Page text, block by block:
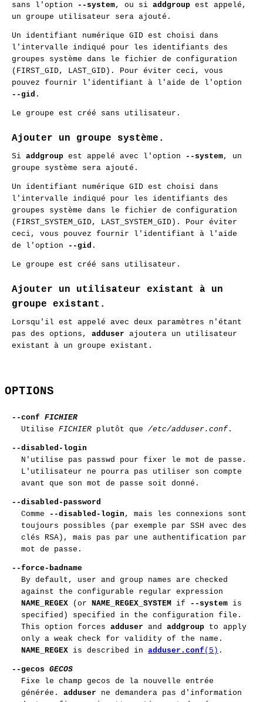
sans l'option
--system, ou si addgroup est appelé,
un groupe utilisateur sera ajouté.
Un identifiant numérique GID est choisi dans
l'intervalle indiqué pour les identifiants des
groupes système dans le fichier de configuration
(FIRST_GID, LAST_GID). Pour éviter ceci, vous
pouvez fournir l'identifiant à l'aide de l'option
--gid .
Le groupe est créé sans utilisateur.
Ajouter un groupe système.
Si addgroup est appelé avec l'option --system, un
groupe système sera ajouté.
Un identifiant numérique GID est choisi dans
l'intervalle indiqué pour les identifiants des
groupes système dans le fichier de configuration
(FIRST_SYSTEM_GID, LAST_SYSTEM_GID). Pour éviter
ceci, vous pouvez fournir l'identifiant à l'aide
de l'option
--gid .
Le groupe est créé sans utilisateur.
Ajouter un utilisateur existant à un
groupe existant.
Lorsqu'il est appelé avec deux paramètres n'étant
pas des options, adduser ajoutera un utilisateur
existant à un groupe existant.
OPTIONS
--conf FICHIER
Utilise FICHIER plutôt que /etc/adduser.conf .
--disabled-login
N'utilise pas passwd pour fixer le mot de passe.
L'utilisateur ne pourra pas utiliser son compte
avant que son mot de passe soit donné.
--disabled-password
Comme
--disabled-login , mais les connexions sont
toujours possibles (par exemple par SSH avec des
clés RSA), mais pas par une authentification par
mot de passe.
--force-badname
By default, user and group names are checked
against the configurable regular expression
NAME_REGEX (or NAME_REGEX_SYSTEM if --system is
specified) specified in the configuration file.
This option forces adduser and addgroup to apply
only a weak check for validity of the name.
NAME_REGEX is described in adduser.conf (5) .
--gecos GECOS
Fixe le champ gecos de la nouvelle entrée
générée. adduser ne demandera pas d'information